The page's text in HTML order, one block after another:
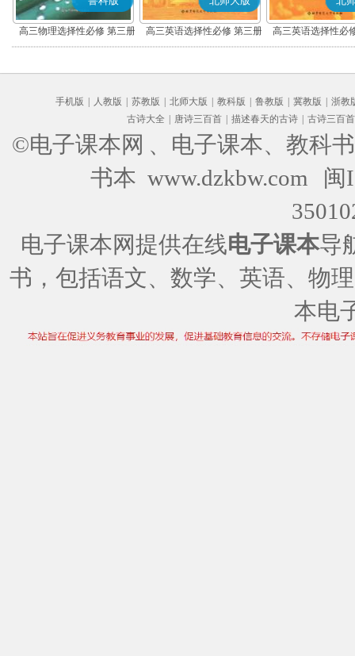
高三物理选择性必修 第三册 高三英语选择性必修 第三册 高三英语选择性必
手机版 人教版 苏教版 北师大版 教科版 鲁教版 冀教版
浙教
古诗大全
唐诗三百首 描述春天的古诗 古诗三百首
©电子课本网 、电子课本、教科
书本 www.dzkbw.com
闽
电子课本网提供在线电子课本导
书，包括语文、数学、英语、物
本电